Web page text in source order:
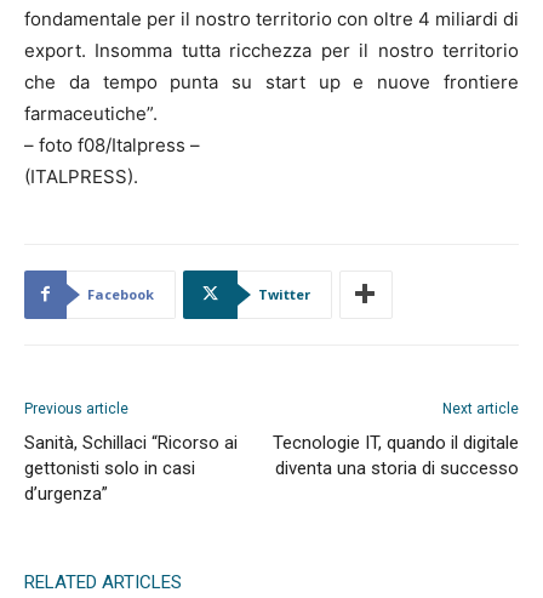
fondamentale per il nostro territorio con oltre 4 miliardi di
export. Insomma tutta ricchezza per il nostro territorio
che da tempo punta su start up e nuove frontiere
farmaceutiche”.
– foto f08/Italpress –
(ITALPRESS).
Facebook Twitter
Previous article
Sanità, Schillaci “Ricorso ai
gettonisti solo in casi
d’urgenza”
Next article
Tecnologie IT, quando il digitale
diventa una storia di successo
RELATED ARTICLES